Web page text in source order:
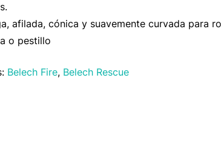
afilada, cónica y suavemente curvada para
o pestillo
Belech Fire, Belech Rescue